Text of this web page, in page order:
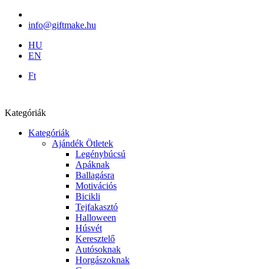
info@giftmake.hu
HU
EN
Ft
Kategóriák
Kategóriák
Ajándék Ötletek
Legénybúcsú
Apáknak
Ballagásra
Motivációs
Bicikli
Tejfakasztó
Halloween
Húsvét
Keresztelő
Autósoknak
Horgászoknak